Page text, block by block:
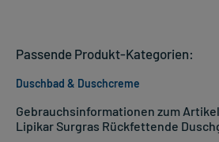
Gebrauchsinformationen zum
Lipikar Surgras Rückfettende
Passende Produkt-Kategorien:
Duschbad & Duschcreme